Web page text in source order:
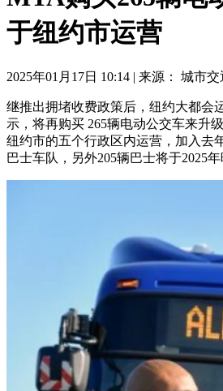
于纽约市运营
2025年01月17日 10:14 | 来源： 城市交
继推出拥堵收费政策后，纽约大都会
示，将再购买 265辆电动公交车来升
纽约市的五个行政区内运营，加入去
巴士车队，另外205辆巴士将于2025